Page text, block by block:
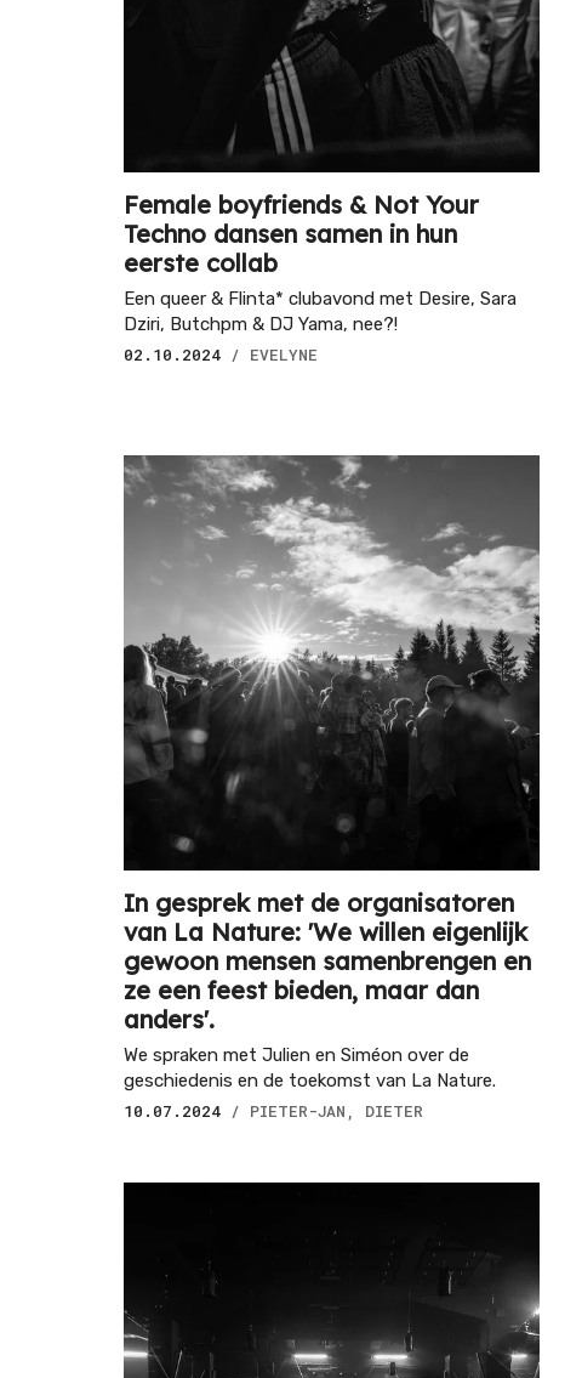
Female boyfriends & Not Your
Techno dansen samen in hun
eerste collab
Een queer & Flinta* clubavond met Desire, Sara
Dziri, Butchpm & DJ Yama, nee?!
02.10.2024 / EVELYNE
In gesprek met de organisatoren
van La Nature: 'We willen eigenlijk
gewoon mensen samenbrengen en
ze een feest bieden, maar dan
anders'.
We spraken met Julien en Siméon over de
geschiedenis en de toekomst van La Nature.
10.07.2024 / PIETER-JAN, DIETER